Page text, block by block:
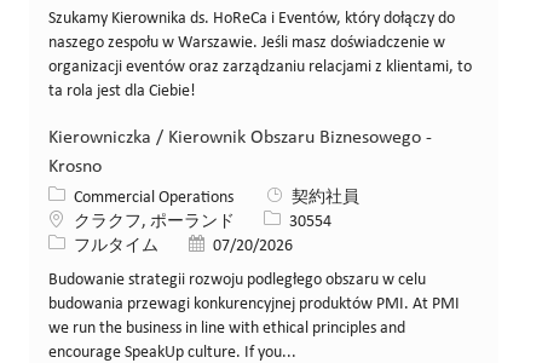
Szukamy Kierownika ds. HoReCa i Eventów, który dołączy do
naszego zespołu w Warszawie. Jeśli masz doświadczenie w
organizacji eventów oraz zarządzaniu relacjami z klientami, to
ta rola jest dla Ciebie!
Kierowniczka / Kierownik Obszaru Biznesowego -
Krosno
カテゴリー
Commercial Operations
契約社員
場所クラクフ, ポーランド 求人ID30554
役職フルタイム 投稿日07/20/2026
Budowanie strategii rozwoju podległego obszaru w celu
budowania przewagi konkurencyjnej produktów PMI. At PMI
we run the business in line with ethical principles and
encourage SpeakUp culture. If you...